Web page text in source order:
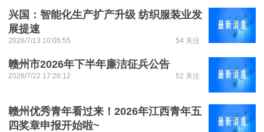
兴国：智能化生产扩产升级 纺织服装业发
展提速
2026/7/13 10:05:55 54 关注
赣州市2026年下半年廉洁征兵公告
2026/7/22 17:26:12 52 关注
赣州优秀青年看过来！2026年江西青年五
四奖章申报开始啦~